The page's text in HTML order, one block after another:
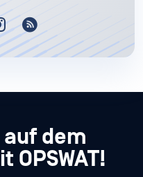
auf dem
OPSWAT!